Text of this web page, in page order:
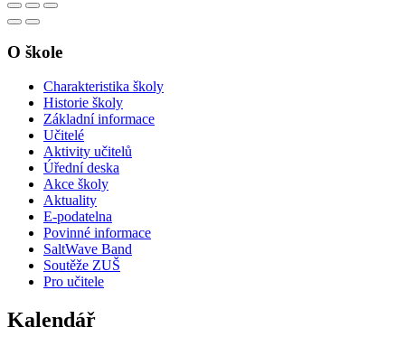
O škole
Charakteristika školy
Historie školy
Základní informace
Učitelé
Aktivity učitelů
Úřední deska
Akce školy
Aktuality
E-podatelna
Povinné informace
SaltWave Band
Soutěže ZUŠ
Pro učitele
Kalendář